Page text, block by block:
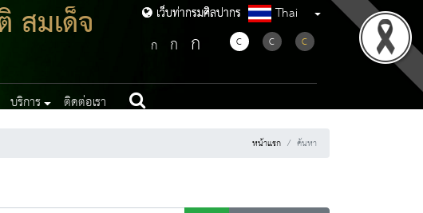
เว็บท่ากรมศิลปากร
สมเด็จ เว็บท่ากรมศิลปากร Thai
ก ก ก C C C
บริการ ติดต่อเรา
หน้าแรก ค้นหา